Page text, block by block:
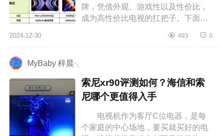
牌，凭借外观、游戏性以及性价比，
成为高性价比电视的扛把子。下面小
x哪个好？vidda发现xpro和发现x应...
2024-12-30 493 0
MyBaby 梓晨╮
索尼xr90评测如何？海信和索
尼哪个更值得入手
电视机作为客厅C位电器，是每
个家庭的中心场地，要买就买好的电